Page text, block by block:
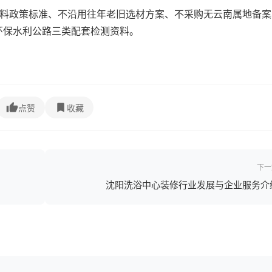
政策标准、不沿用往年老旧选材方案、不采购无云南属地备
水利公路三类配套检测资料。
点赞 收藏
下
沈阳洗浴中心装修行业发展与企业服务介